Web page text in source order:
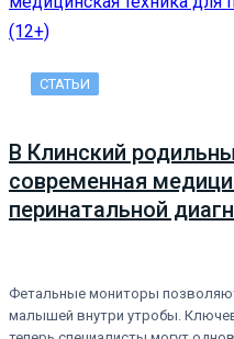
СТАТЬИ
В Клинский
современная
перинатальной
Фетальные мониторы
малышей внутри утробы.